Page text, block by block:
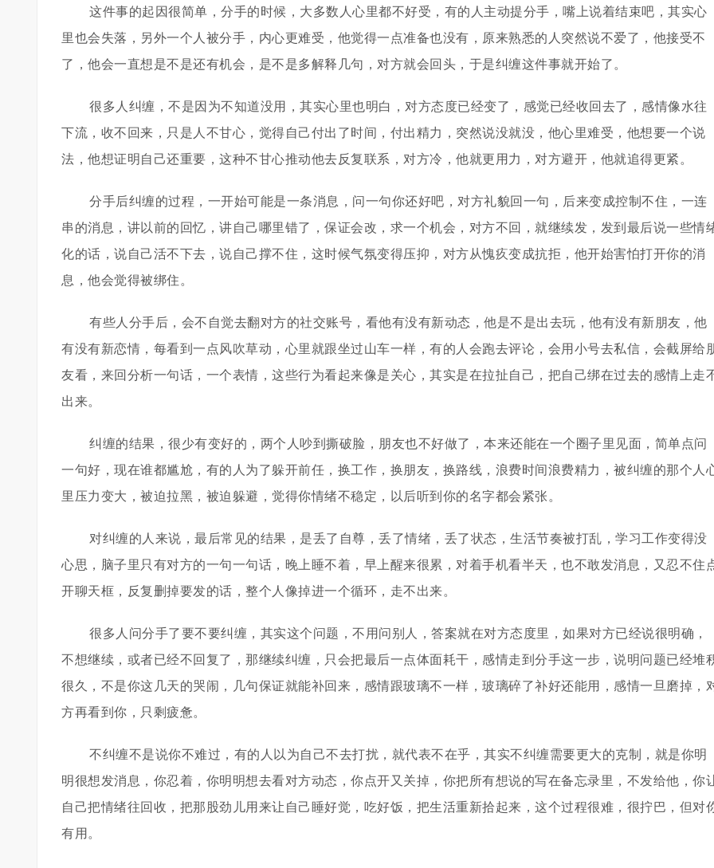
这件事的起因很简单，分手的时候，大多数人心里都不好受，有的人主动提分手，嘴上说着结束吧，其实心
里也会失落，另外一个人被分手，内心更难受，他觉得一点准备也没有，原来熟悉的人突然说不爱了，他接受不
了，他会一直想是不是还有机会，是不是多解释几句，对方就会回头，于是纠缠这件事就开始了。
很多人纠缠，不是因为不知道没用，其实心里也明白，对方态度已经变了，感觉已经收回去了，感情像水往
下流，收不回来，只是人不甘心，觉得自己付出了时间，付出精力，突然说没就没，他心里难受，他想要一个说
法，他想证明自己还重要，这种不甘心推动他去反复联系，对方冷，他就更用力，对方避开，他就追得更紧。
分手后纠缠的过程，一开始可能是一条消息，问一句你还好吧，对方礼貌回一句，后来变成控制不住，一连
串的消息，讲以前的回忆，讲自己哪里错了，保证会改，求一个机会，对方不回，就继续发，发到最后说一些情
化的话，说自己活不下去，说自己撑不住，这时候气氛变得压抑，对方从愧疚变成抗拒，他开始害怕打开你的消
息，他会觉得被绑住。
有些人分手后，会不自觉去翻对方的社交账号，看他有没有新动态，他是不是出去玩，他有没有新朋友，他
有没有新恋情，每看到一点风吹草动，心里就跟坐过山车一样，有的人会跑去评论，会用小号去私信，会截屏给
友看，来回分析一句话，一个表情，这些行为看起来像是关心，其实是在拉扯自己，把自己绑在过去的感情上走
出来。
纠缠的结果，很少有变好的，两个人吵到撕破脸，朋友也不好做了，本来还能在一个圈子里见面，简单点问
一句好，现在谁都尴尬，有的人为了躲开前任，换工作，换朋友，换路线，浪费时间浪费精力，被纠缠的那个人
里压力变大，被迫拉黑，被迫躲避，觉得你情绪不稳定，以后听到你的名字都会紧张。
对纠缠的人来说，最后常见的结果，是丢了自尊，丢了情绪，丢了状态，生活节奏被打乱，学习工作变得没
心思，脑子里只有对方的一句一句话，晚上睡不着，早上醒来很累，对着手机看半天，也不敢发消息，又忍不住
开聊天框，反复删掉要发的话，整个人像掉进一个循环，走不出来。
很多人问分手了要不要纠缠，其实这个问题，不用问别人，答案就在对方态度里，如果对方已经说很明确，
不想继续，或者已经不回复了，那继续纠缠，只会把最后一点体面耗干，感情走到分手这一步，说明问题已经堆
很久，不是你这几天的哭闹，几句保证就能补回来，感情跟玻璃不一样，玻璃碎了补好还能用，感情一旦磨掉，
方再看到你，只剩疲惫。
不纠缠不是说你不难过，有的人以为自己不去打扰，就代表不在乎，其实不纠缠需要更大的克制，就是你明
明很想发消息，你忍着，你明明想去看对方动态，你点开又关掉，你把所有想说的写在备忘录里，不发给他，你
自己把情绪往回收，把那股劲儿用来让自己睡好觉，吃好饭，把生活重新拾起来，这个过程很难，很拧巴，但对
有用。